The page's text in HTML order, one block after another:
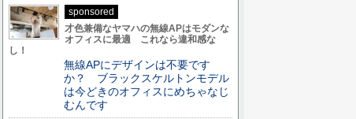
sponsored
才色兼備なヤマハの無線APはモダンな
オフィスに最適 これなら違和感な
し！
無線APにデザインは不要です
か？ ブラックスケルトンモデル
は今どきのオフィスにめちゃなじ
むんです